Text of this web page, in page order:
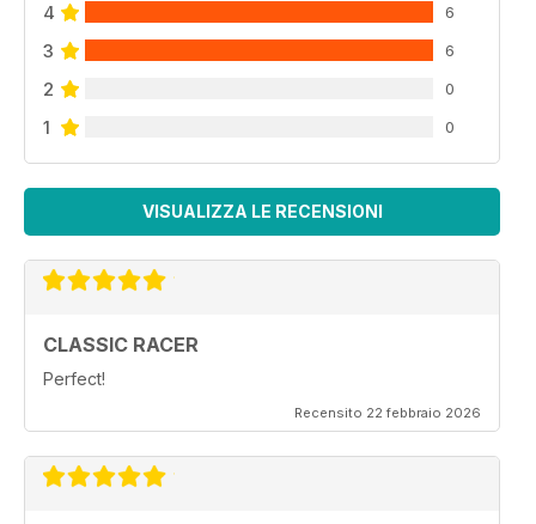
4 6
3 6
2 0
1 0
VISUALIZZA LE RECENSIONI
CLASSIC RACER
Perfect!
Recensito 22 febbraio 2026